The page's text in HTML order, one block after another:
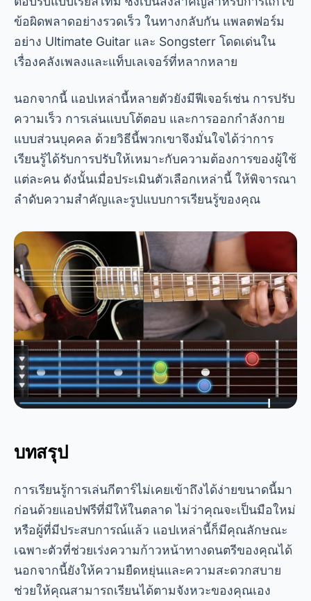
ข้อผิดพลาดอย่างรวดเร็ว ในทางกลับกัน แพลตฟอร์ม
อย่าง Ultimate Guitar และ Songsterr โดดเด่นใน
เรื่องคลังเพลงและแท็บเลเจอร์ที่หลากหลาย
นอกจากนี้ แอปเหล่านี้หลายตัวยังมีฟีเจอร์เช่น การปรับ
ความเร็ว การเล่นแบบโต้ตอบ และการออกกำลังกาย
แบบส่วนบุคคล ด้วยวิธีนี้พวกเขาจึงมั่นใจได้ว่าการ
เรียนรู้ได้รับการปรับให้เหมาะกับความต้องการของผู้ใช้
แต่ละคน ดังนั้นเมื่อประเมินตัวเลือกเหล่านี้ ให้พิจารณา
ลำดับความสำคัญและรูปแบบการเรียนรู้ของคุณ
บทสรุป
การเรียนรู้การเล่นกีตาร์ไม่เคยเข้าถึงได้ง่ายขนาดนี้มา
ก่อนด้วยแอปฟรีที่มีให้ในตลาด ไม่ว่าคุณจะเป็นมือใหม่
หรือผู้ที่มีประสบการณ์แล้ว แอปเหล่านี้ก็มีคุณลักษณะ
เฉพาะตัวที่ช่วยเร่งความก้าวหน้าทางดนตรีของคุณได้
นอกจากนี้ยังให้ความยืดหยุ่นและความสะดวกสบาย
ช่วยให้คุณสามารถเรียนได้ตามจังหวะของคุณเอง